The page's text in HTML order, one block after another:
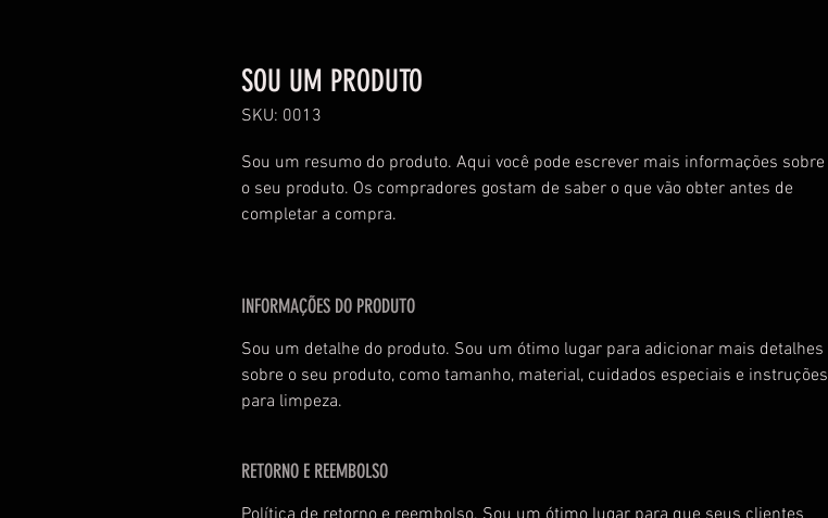
SOU UM PRODUTO
SKU: 0013
Sou um resumo do produto. Aqui você pode escrever mais informações sobre
o seu produto. Os compradores gostam de saber o que vão obter antes de
completar a compra.
INFORMAÇÕES DO PRODUTO
Sou um detalhe do produto. Sou um ótimo lugar para adicionar mais detalhes
sobre o seu produto, como tamanho, material, cuidados especiais e instruções
para limpeza.
RETORNO E REEMBOLSO